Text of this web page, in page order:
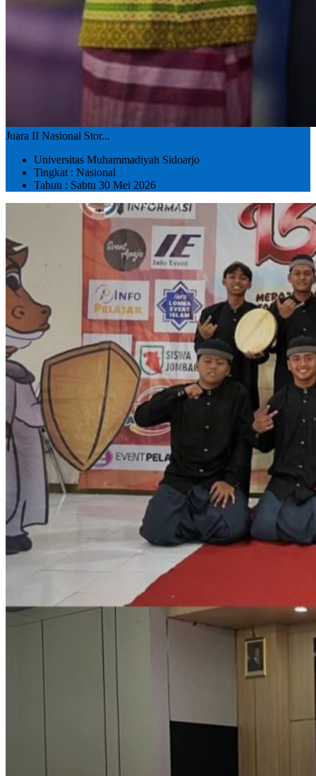
Juara II Nasional Stor...
Universitas Muhammadiyah Sidoarjo
Tingkat : Nasional
Tahun : Sabtu 30 Mei 2026